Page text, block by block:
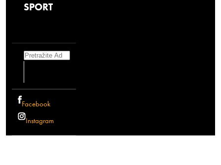
SPORT
Search
Facebook
Instagram